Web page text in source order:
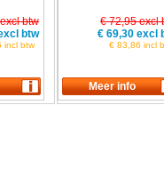
btw
btw
incl btw
€ 72,95 excl
€ 69,30 excl
€ 83,86 incl